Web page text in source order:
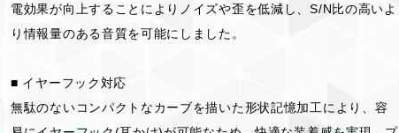
電効果が向上することによりノイズや歪を低減し、S/N比の高いよ
り情報量のある音質を可能にしました。
■ イヤーフック対応
無駄のないコンパクトなカーブを描いた形状記憶加工により、容